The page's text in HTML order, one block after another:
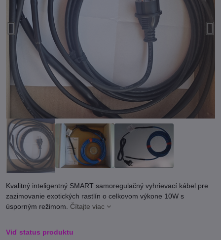
Kvalitný inteligentný SMART samoregulačný vyhrievací kábel pre
zazimovanie exotických rastlín o celkovom výkone 10W s
úsporným režimom. Čítajte viac
Viď status produktu